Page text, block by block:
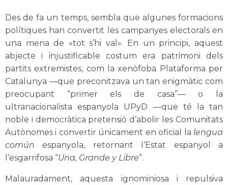
Des de fa un temps, sembla que algunes formacions
polítiques han convertit les campanyes electorals en
una mena de «tot s’hi val». En un principi, aquest
abjecte i injustificable costum era patrimoni dels
partits extremistes, com la xenòfoba Plataforma per
Catalunya —que preconitzava un tan enigmàtic com
preocupant “primer els de casa”— o la
ultranacionalista espanyola UPyD —que té la tan
noble i democràtica pretensió d’abolir les Comunitats
Autònomes i convertir únicament en oficial la lengua
común espanyola, retornant l’Estat espanyol a
l’esgarrifosa “Una, Grande y Libre”.
Malauradament, aquesta ignominiosa i repulsiva